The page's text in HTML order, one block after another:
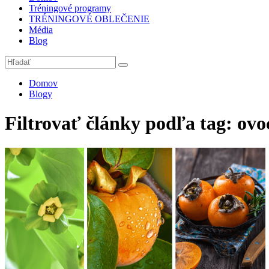
Tréningové programy
TRÉNINGOVÉ OBLEČENIE
Média
Blog
Domov
Blogy
Filtrovať články podľa tag: